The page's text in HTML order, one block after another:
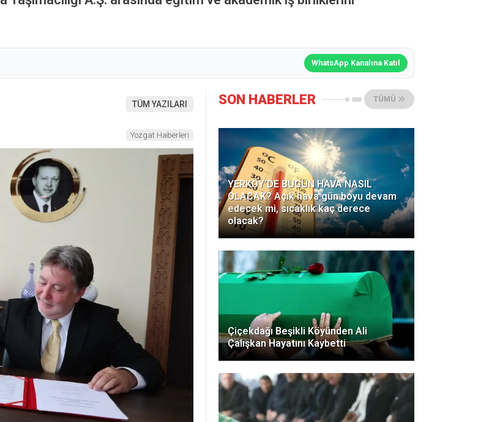
WhatsApp Kanalına Katıl
TÜM YAZILARI
Yozgat Haberleri
SON HABERLER TÜMÜ
YERKÖY’DE BUGÜN HAVA NASIL
OLACAK? Açık hava gün boyu devam
edecek mi, sıcaklık kaç derece
olacak?
Çiçekdağı Beşikli Köyünden Ali
Çalışkan Hayatını Kaybetti